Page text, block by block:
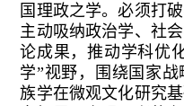
国理政之学。必须打
主动吸纳政治学、社
论成果，推动学科优
学”视野，围绕国家
族学在微观文化研究